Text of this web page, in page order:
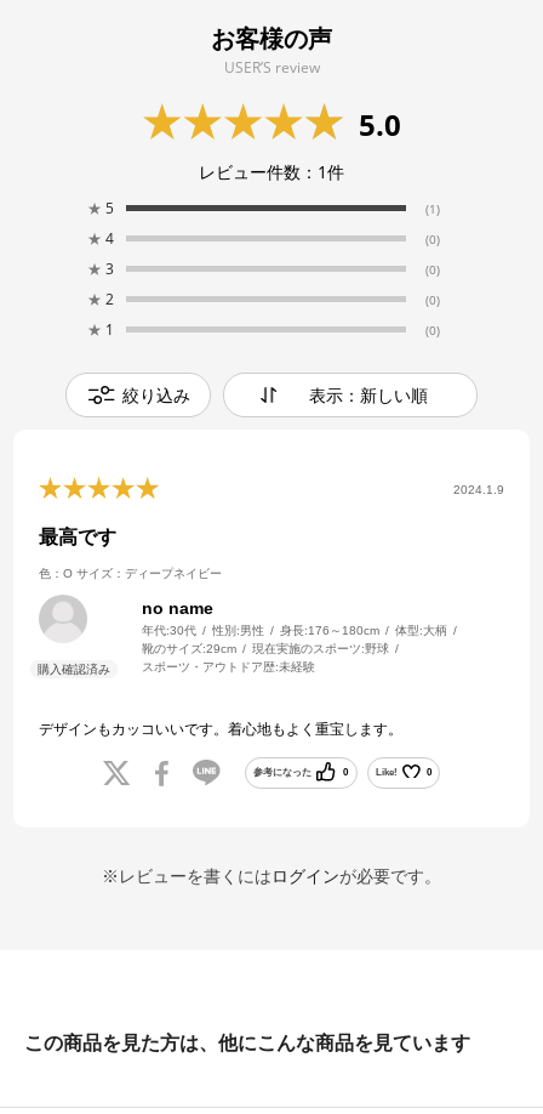
お客様の声
USER’S review
5.0
レビュー件数： 1件
★ 5 (1)
★ 4 (0)
★ 3 (0)
★ 2 (0)
★ 1 (0)
絞り込み 表示：新しい順
2024.1.9
最高です
色：O サイズ：ディープネイビー
no name
年代:30代 性別:男性 身長:176～180cm 体型:大柄
靴のサイズ:29cm 現在実施のスポーツ:野球
スポーツ・アウトドア歴:未経験
デザインもカッコいいです。着心地もよく重宝します。
参考になった 0 Like! 0
※レビューを書くにはログインが必要です。
この商品を見た方は、他にこんな商品を見ています